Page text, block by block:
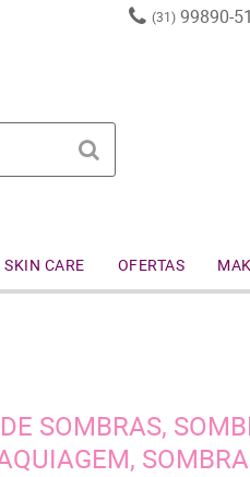
(31)99890-
SKIN CARE OFERTAS
SOMBRAS,